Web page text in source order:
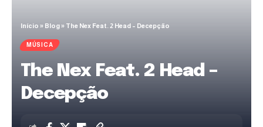
Início » Blog» The Nex Feat. 2 Head – Decepção
MÚSICA
The Nex Feat. 2 Head –
Decepção